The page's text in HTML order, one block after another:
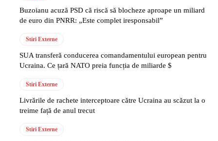
Buzoianu acuză PSD că riscă să blocheze aproape un miliard
de euro din PNRR: „Este complet iresponsabil”
Stiri Externe
SUA transferă conducerea comandamentului european pentru
Ucraina. Ce țară NATO preia funcția de miliarde $
Stiri Externe
Livrările de rachete interceptoare către Ucraina au scăzut la o
treime față de anul trecut
Stiri Externe